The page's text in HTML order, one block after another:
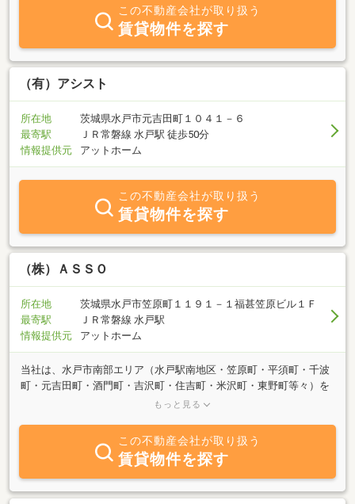
だけでなく、住まいとして安心してお使いいただける状態にするこ
とを大切にしています。中古住宅は「どこを直しているのか分から
ない」「購入後が不安」というお声も少なくありません。当社で
は、建物の状態や実施した修繕内容について、できるだけ分かりや
すくご説明し、納得してご購入いただけるよう努めています。中古
住宅の購入に不安を感じている方も、どうぞお気軽にご相談くださ
この不動産会社が取り扱う
賃貸物件を探す
（有）アシスト
所在地
茨城県水戸市元吉田町１０４１－６
最寄駅
ＪＲ常磐線 水戸駅 徒歩50分
情報提供元
アットホーム
この不動産会社が取り扱う
賃貸物件を探す
（株）ＡＳＳＯ
所在地
茨城県水戸市笠原町１１９１－１福甚笠原ビル１Ｆ
最寄駅
ＪＲ常磐線 水戸駅
情報提供元
アットホーム
当社は、水戸市南部エリア（水戸駅南地区・笠原町・平須町・千波
町・元吉田町・酒門町・吉沢町・住吉町・米沢町・東野町等々）を
中心に、住宅用地・事業用地の売買・賃貸・収益物件の紹介・コン
一級ファイナンシャルプランニング技能士によるプロのコンサルな
ど、お客様に安心と満足をご提供できるよう、親切で丁寧な対応を
心がけております。お気軽にお問い合わせ、ご来店下さい。また、
当社のホームページでは、「学区、地域名等からのフリーワード」
検索ができます。新着情報も満載。是非お立寄りください。
もっと見る
この不動産会社が取り扱う
賃貸物件を探す